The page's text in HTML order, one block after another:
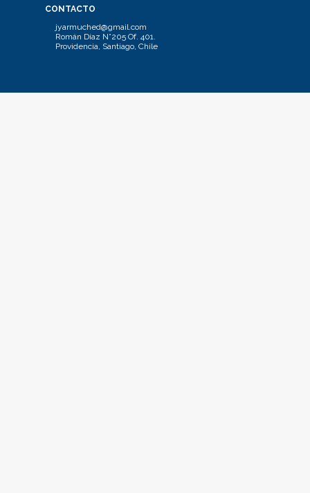
CONTACTO
jyarmuched@gmail.com
Román Díaz N°205 Of. 401.
Providencia, Santiago, Chile